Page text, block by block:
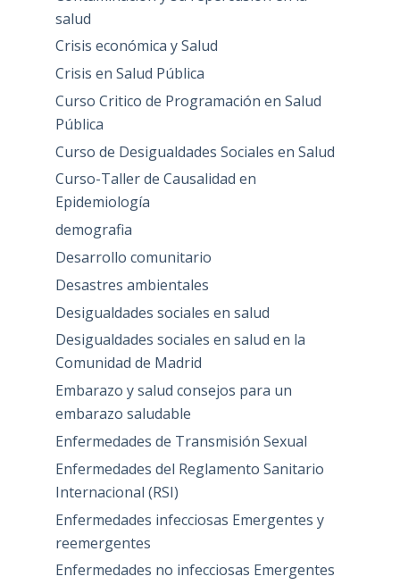
salud
Crisis económica y Salud
Crisis en Salud Pública
Curso Critico de Programación en Salud
Pública
Curso de Desigualdades Sociales en Salud
Curso-Taller de Causalidad en
Epidemiología
demografia
Desarrollo comunitario
Desastres ambientales
Desigualdades sociales en salud
Desigualdades sociales en salud en la
Comunidad de Madrid
Embarazo y salud consejos para un
embarazo saludable
Enfermedades de Transmisión Sexual
Enfermedades del Reglamento Sanitario
Internacional (RSI)
Enfermedades infecciosas Emergentes y
reemergentes
Enfermedades no infecciosas Emergentes